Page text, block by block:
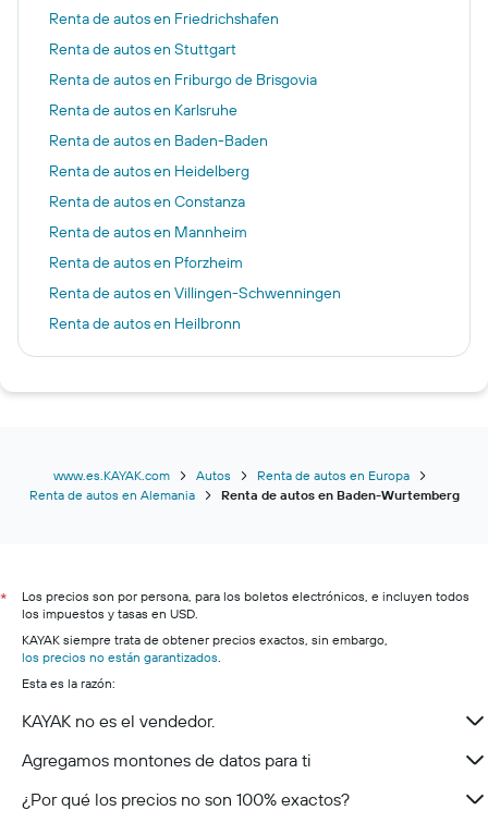
Renta de autos en Friedrichshafen
Renta de autos en Stuttgart
Renta de autos en Friburgo de Brisgovia
Renta de autos en Karlsruhe
Renta de autos en Baden-Baden
Renta de autos en Heidelberg
Renta de autos en Constanza
Renta de autos en Mannheim
Renta de autos en Pforzheim
Renta de autos en Villingen-Schwenningen
Renta de autos en Heilbronn
Renta de autos en Schwäbisch Hall
Renta de autos en Ravensburg
Renta de autos en Ulm
Renta de autos en Singen
Renta de autos en Esslingen am Neckar
Renta de autos en Böblingen
Renta de autos en Biberach an der Riss
Renta de autos en Heidenheim
Renta de autos en Schwäbisch Gmünd
www.es.KAYAK.com Autos
Renta de autos en Europa
Renta de autos en Alemania
Renta de autos en Baden-Wurtemberg
*
Los precios son por persona, para los boletos electrónicos, e incluyen todos
los impuestos y tasas en USD.
KAYAK siempre trata de obtener precios exactos, sin embargo,
los precios no están garantizados
Esta es la razón:
KAYAK no es el vendedor.
Agregamos montones de datos para ti
¿Por qué los precios no son 100% exactos?